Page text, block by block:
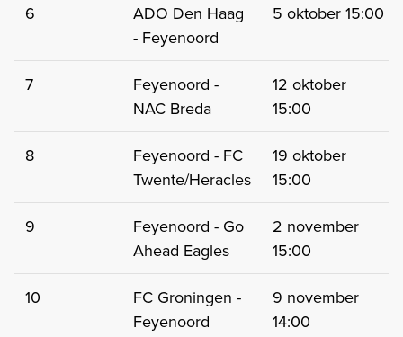
6
ADO Den Haag
- Feyenoord
5 oktober 15:00
7
Feyenoord -
NAC Breda
12 oktober
15:00
8
Feyenoord - FC
Twente/Heracles
19 oktober
15:00
9
Feyenoord - Go
Ahead Eagles
2 november
15:00
10
FC Groningen -
Feyenoord
9 november
14:00